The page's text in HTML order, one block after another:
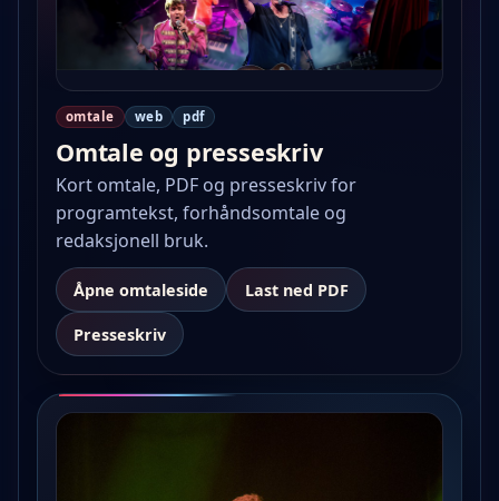
omtale web pdf
Omtale og presseskriv
Kort omtale, PDF og presseskriv for
programtekst, forhåndsomtale og
redaksjonell bruk.
Åpne omtaleside Last ned PDF
Presseskriv